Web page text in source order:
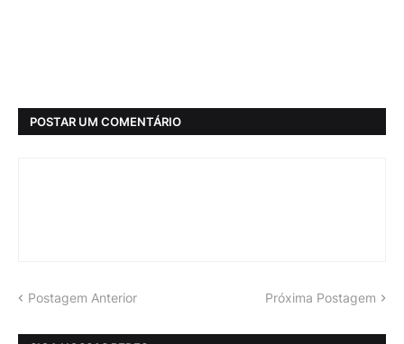
POSTAR UM COMENTÁRIO
Postagem Anterior Próxima Postagem